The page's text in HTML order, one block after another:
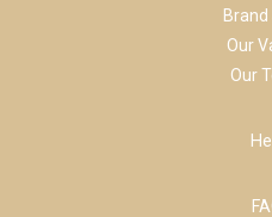
Our
Our